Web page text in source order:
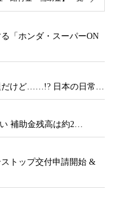
「ホンダ・スーパーON
だけど……!? 日本の日常…
補助金残高は約2…
トップ交付申請開始 &